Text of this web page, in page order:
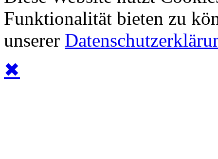
Funktionalität bieten zu
unserer
✖